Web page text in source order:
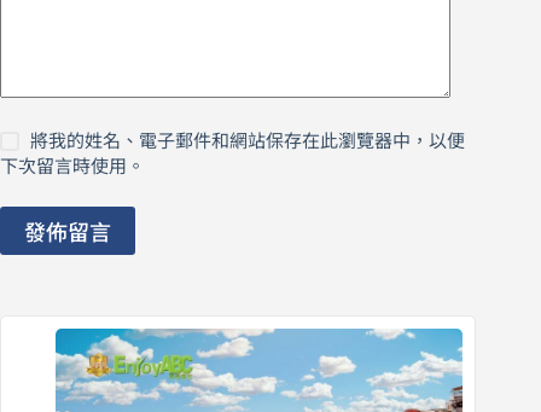
將我的姓名、電子郵件和網站保存在此瀏覽器中，以便
下次留言時使用。
發佈留言